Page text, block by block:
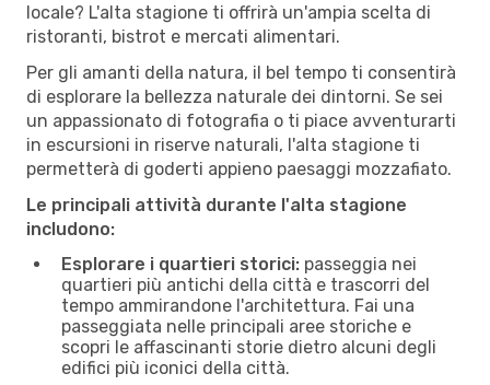
locale? L'alta stagione ti offrirà un'ampia scelta di
ristoranti, bistrot e mercati alimentari.
Per gli amanti della natura, il bel tempo ti consentirà
di esplorare la bellezza naturale dei dintorni. Se sei
un appassionato di fotografia o ti piace avventurarti
in escursioni in riserve naturali, l'alta stagione ti
permetterà di goderti appieno paesaggi mozzafiato.
Le principali attività durante l'alta stagione
includono:
Esplorare i quartieri storici: passeggia nei
quartieri più antichi della città e trascorri del
tempo ammirandone l'architettura. Fai una
passeggiata nelle principali aree storiche e
scopri le affascinanti storie dietro alcuni degli
edifici più iconici della città.